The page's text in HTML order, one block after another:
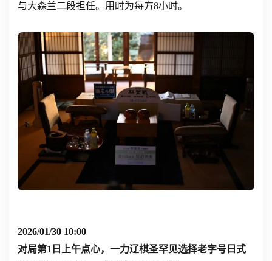
与大森兰二段担任。用时为每方8小时。
2026/01/30 10:00
对局第1日上午点心，一力辽棋圣罕见选择老字号日式